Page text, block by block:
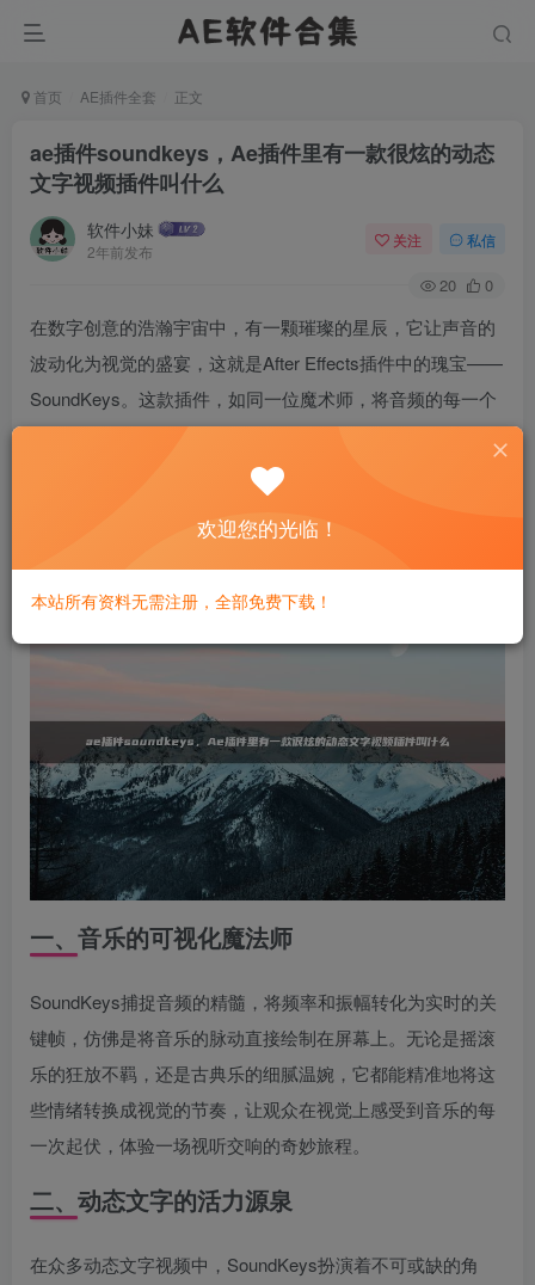
首页 AE插件全套 正文
ae插件soundkeys，Ae插件里有一款很炫的动态
文字视频插件叫什么
软件小妹
2年前发布
关注 私信
20 0
在数字创意的浩瀚宇宙中，有一颗璀璨的星辰，它让声音的
波动化为视觉的盛宴，这就是After Effects插件中的瑰宝——
SoundKeys。这款插件，如同一位魔术师，将音频的每一个
细微震颤转化为动态的视觉符号，让视频与音乐的融合达到
前所未有的和谐境界。它不仅是一个工具，更是一扇通往创
接，创造出震撼人心的视听作品。
一、音乐的可视化魔法师
SoundKeys捕捉音频的精髓，将频率和振幅转化为实时的关
键帧，仿佛是将音乐的脉动直接绘制在屏幕上。无论是摇滚
乐的狂放不羁，还是古典乐的细腻温婉，它都能精准地将这
些情绪转换成视觉的节奏，让观众在视觉上感受到音乐的每
一次起伏，体验一场视听交响的奇妙旅程。
二、动态文字的活力源泉
在众多动态文字视频中，SoundKeys扮演着不可或缺的角
欢迎您的光临！
本站所有资料无需注册，全部免费下载！